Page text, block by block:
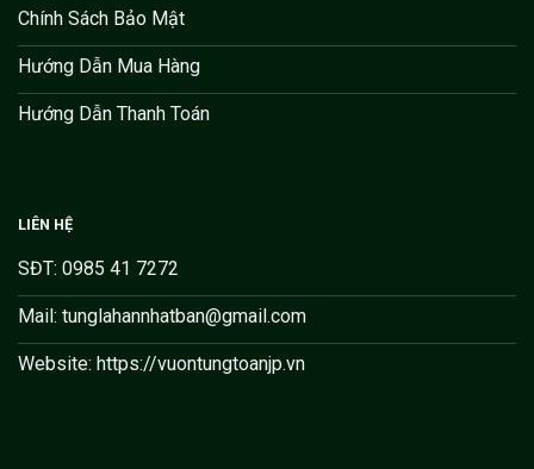
Chính Sách Bảo Mật
Hướng Dẫn Mua Hàng
Hướng Dẫn Thanh Toán
LIÊN HỆ
SĐT: 0985 41 7272
Mail: tunglahannhatban@gmail.com
Website: https://vuontungtoanjp.vn